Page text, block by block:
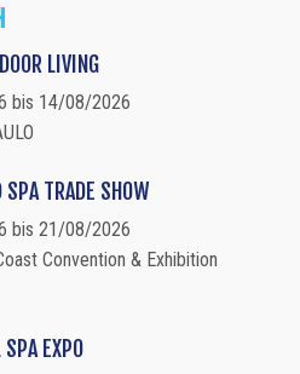
LIVING
bis 14/08/2026
SPA TRADE SHOW
bis 21/08/2026
Convention & Exhibition
EXPO